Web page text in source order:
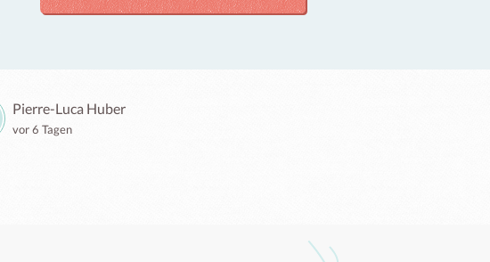
Pierre-Luca Huber
vor 6 Tagen